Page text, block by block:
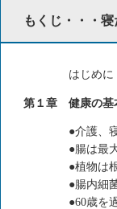
もくじ・・・
はじめに
第１章 健康の基
●介護、
●腸は最
●植物は
●腸内細
●60歳を